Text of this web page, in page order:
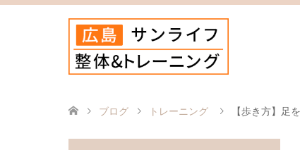
ブログ トレーニング 【歩き方】足